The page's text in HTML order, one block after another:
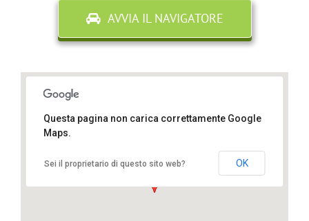
AVVIA IL NAVIGATORE
Via Fratelli Bandiera 37, Rende, Cosenza
Questa pagina non carica correttamente Google
Maps.
Sei il proprietario di questo sito web? OK